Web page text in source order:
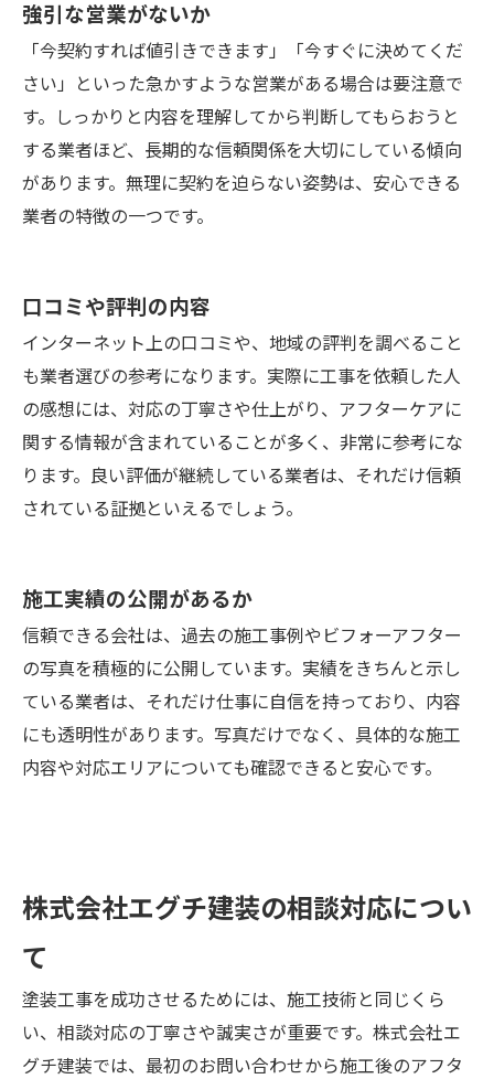
強引な営業がないか
「今契約すれば値引きできます」「今すぐに決めてくだ
さい」といった急かすような営業がある場合は要注意で
す。しっかりと内容を理解してから判断してもらおうと
する業者ほど、長期的な信頼関係を大切にしている傾向
があります。無理に契約を迫らない姿勢は、安心できる
業者の特徴の一つです。
口コミや評判の内容
インターネット上の口コミや、地域の評判を調べること
も業者選びの参考になります。実際に工事を依頼した人
の感想には、対応の丁寧さや仕上がり、アフターケアに
関する情報が含まれていることが多く、非常に参考にな
ります。良い評価が継続している業者は、それだけ信頼
されている証拠といえるでしょう。
施工実績の公開があるか
信頼できる会社は、過去の施工事例やビフォーアフター
の写真を積極的に公開しています。実績をきちんと示し
ている業者は、それだけ仕事に自信を持っており、内容
にも透明性があります。写真だけでなく、具体的な施工
内容や対応エリアについても確認できると安心です。
株式会社エグチ建装の相談対応につい
て
塗装工事を成功させるためには、施工技術と同じくら
い、相談対応の丁寧さや誠実さが重要です。株式会社エ
グチ建装では、最初のお問い合わせから施工後のアフタ